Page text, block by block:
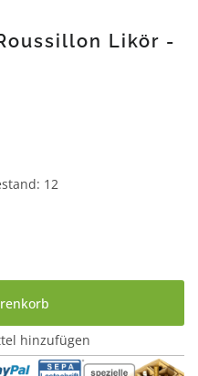
Likör -
5 von 5 Sternen
12
gewünschten
hinzufügen